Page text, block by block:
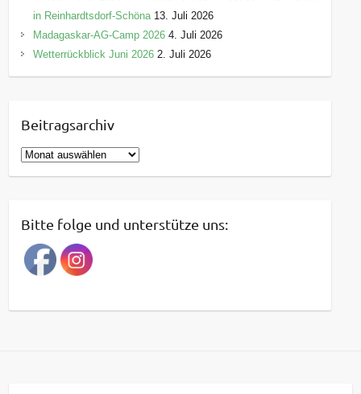
in Reinhardtsdorf-Schöna 13. Juli 2026
Madagaskar-AG-Camp 2026 4. Juli 2026
Wetterrückblick Juni 2026 2. Juli 2026
Beitragsarchiv
B
e
r
a
g
a
Bitte folge und unterstütze uns: